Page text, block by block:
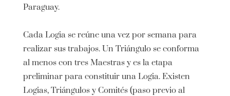
Paraguay.
Cada Logia se reúne una vez por semana para
realizar sus trabajos. Un Triángulo se conforma
al menos con tres Maestras y es la etapa
preliminar para constituir una Logia. Existen
Logias, Triángulos y Comités (paso previo al